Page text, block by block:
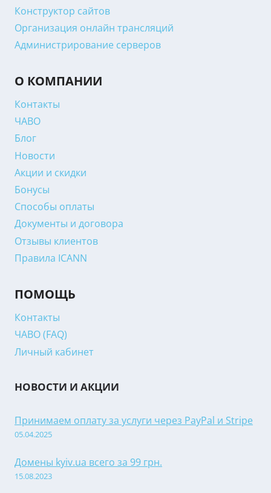
Конструктор сайтов
Организация онлайн трансляций
Администрирование серверов
О КОМПАНИИ
Контакты
ЧАВО
Блог
Новости
Акции и скидки
Бонусы
Способы оплаты
Документы и договора
Отзывы клиентов
Правила ICANN
ПОМОЩЬ
Контакты
ЧАВО (FAQ)
Личный кабинет
НОВОСТИ И АКЦИИ
Принимаем оплату за услуги через PayPal и Stripe
05.04.2025
Домены kyiv.ua всего за 99 грн.
15.08.2023